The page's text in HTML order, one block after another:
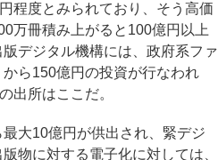
程度とみられており、そう高価
万冊積み上がると100億円以上
デジタル機構には、政府系ファ
ら150億円の投資が行なわれ
出所はここだ。
大10億円が供出され、緊デジ
物に対する電子化に対しては、